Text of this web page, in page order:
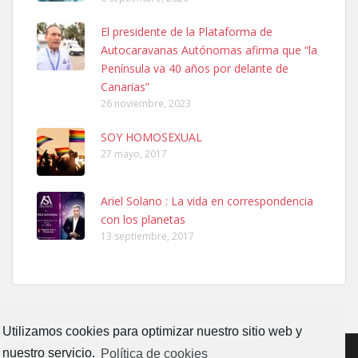
Utilizamos cookies para optimizar nuestro sitio web y
nuestro servicio. Política de cookies
Ninfa perdida
El día 5 se los perdió una ninfa papillera, asustada tiene miedo a la
calle, se perdió por la zon...
Leales.org » Gran Canaria
6.7.2025
Adopcion
Busco casa de acogida para mi perrita ya que por temas de trabajo
no la puedo tener. Solo gente r...
El presidente de la Plataforma de
Autocaravanas Autónomas afirma que “la
Península va 40 años por delante de
Canarias”
26 noviembre, 2023
SOY HOMOSEXUAL
27 mayo, 2017
Ariel Solano : La vida en correspondencia
con los planetas
13 septiembre, 2017